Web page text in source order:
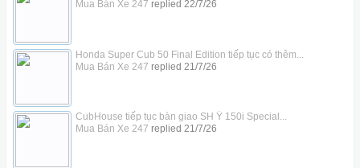
Mua Bán Xe 247 replied 22/7/26
Honda Super Cub 50 Final Edition tiếp tục có thêm...
Mua Bán Xe 247 replied 21/7/26
CubHouse tiếp tục bàn giao SH Ý 150i Special...
Mua Bán Xe 247 replied 21/7/26